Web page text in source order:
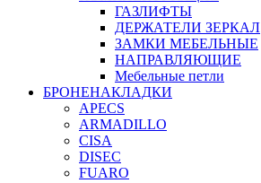
ГАЗЛИФТЫ
ДЕРЖАТЕЛИ ЗЕРКАЛ
ЗАМКИ МЕБЕЛЬНЫЕ
НАПРАВЛЯЮЩИЕ
Мебельные петли
БРОНЕНАКЛАДКИ
APECS
ARMADILLO
CISA
DISEC
FUARO